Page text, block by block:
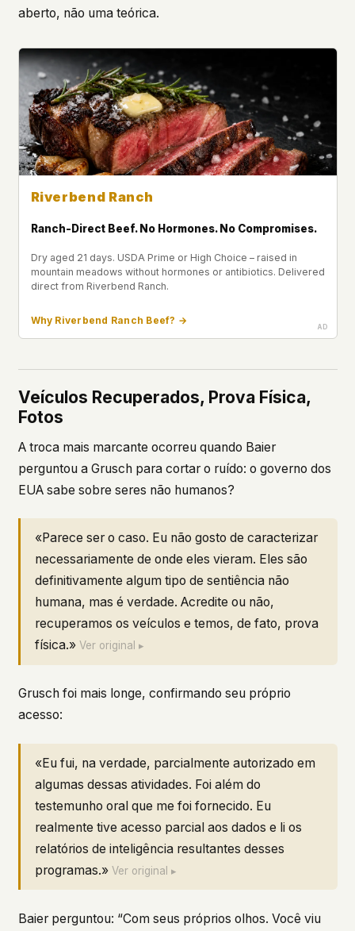
aberto, não uma teórica.
Riverbend Ranch
Ranch-Direct Beef. No Hormones. No Compromises.
Dry aged 21 days. USDA Prime or High Choice – raised in
mountain meadows without hormones or antibiotics. Delivered
direct from Riverbend Ranch.
Why Riverbend Ranch Beef? →
Veículos Recuperados, Prova Física,
Fotos
A troca mais marcante ocorreu quando Baier
perguntou a Grusch para cortar o ruído: o governo dos
EUA sabe sobre seres não humanos?
«Parece ser o caso. Eu não gosto de caracterizar
necessariamente de onde eles vieram. Eles são
definitivamente algum tipo de sentiência não
humana, mas é verdade. Acredite ou não,
recuperamos os veículos e temos, de fato, prova
física.»Ver original ▸
Grusch foi mais longe, confirmando seu próprio
acesso:
«Eu fui, na verdade, parcialmente autorizado em
algumas dessas atividades. Foi além do
testemunho oral que me foi fornecido. Eu
realmente tive acesso parcial aos dados e li os
relatórios de inteligência resultantes desses
programas.»Ver original ▸
Baier perguntou: “Com seus próprios olhos. Você viu